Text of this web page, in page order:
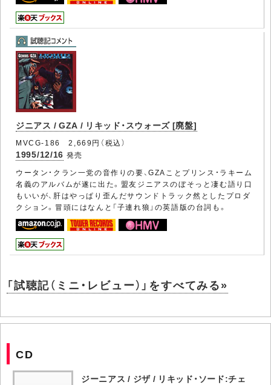
ジニアス / GZA / リキッド・スウォーズ [廃盤]
MVCG-186 2,669円（税込）
1995/12/16 発売
ウータン・クラン一党の音作りの要、GZAことプリンス・ラキーム
名義のアルバムが遂に出た。盟友ジニアスのぼそっと凄む語り口
もいいが、肝はやっぱり歪んだサウンドトラック然としたプロダ
クション。冒頭にはなんと「子連れ狼」の英語版の台詞も。
「試聴記（ミニ・レビュー）」をすべてみる»
CD
ジーニアス / ジザ / リキッド・ソード:チェ